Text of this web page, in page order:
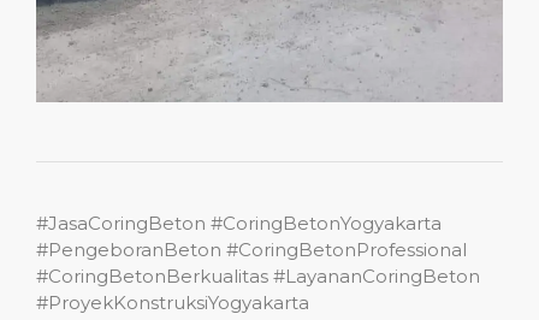
#JasaCoringBeton #CoringBetonYogyakarta
#PengeboranBeton #CoringBetonProfessional
#CoringBetonBerkualitas #LayananCoringBeton
#ProyekKonstruksiYogyakarta